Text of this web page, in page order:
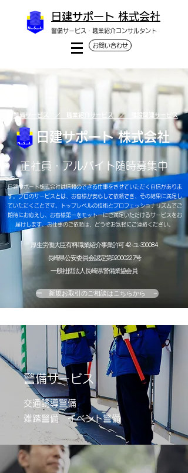
日建サポート 株式会社
警備サービス・職業紹介コンサルタント
お問い合わせ
警備サービス ／ 職業紹介サービス ／ 建設関連サービス
日建サポート 株式会社
​正社員・アルバイト随時募集中
日建サポート株式会社は信頼のできる仕事をさせていただく自信がありま
す。プロのサービスとは、お客様が安心して依頼でき、その結果に満足し
ていただくことです。トップレベルの技術とプロフェッショナリズムでご
期待にお応えし、お客様第一をモットーにご満足いただけるサービスをお
届けします。お仕事のご依頼は、どうぞお気軽にご連絡ください。
厚生労働大臣 有料職業紹介事業許可 42-ユ-300084
長崎県公安委員会認定 第92000227号
一般社団法人長崎県警備業協会員
ー 新規お取引のご相談はこちらから －
警備サービス
交通誘導警備
雑踏警備 イベント警備